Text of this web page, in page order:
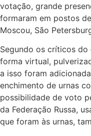
votação, grande
formaram em postos
Moscou, São
Segundo os críticos
forma virtual,
a isso foram
enchimento de urnas
possibilidade de voto
da Federação Russa,
que foram às urnas,